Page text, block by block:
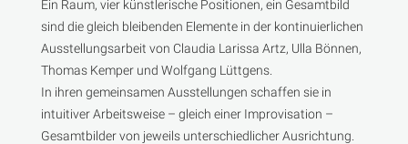
Ein Raum, vier künstlerische Positionen, ein Gesamtbild
sind die gleich bleibenden Elemente in der kontinuierlichen
Ausstellungsarbeit von Claudia Larissa Artz, Ulla Bönnen,
Thomas Kemper und Wolfgang Lüttgens.
In ihren gemeinsamen Ausstellungen schaffen sie in
intuitiver Arbeitsweise – gleich einer Improvisation –
Gesamtbilder von jeweils unterschiedlicher Ausrichtung.